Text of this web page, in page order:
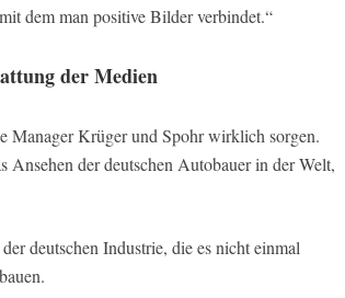
dem man positive Bilder verbindet.“
der Medien
Manager Krüger und Spohr wirklich sorgen.
der deutschen Autobauer in der Welt,
deutschen Industrie, die es nicht einmal